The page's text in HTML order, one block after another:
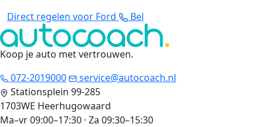
Direct regelen voor Ford
Bel
Koop je auto met vertrouwen.
072-2019000
service@autocoach.nl
Stationsplein 99-285
1703WE Heerhugowaard
Ma–vr 09:00–17:30 · Za 09:30–15:30